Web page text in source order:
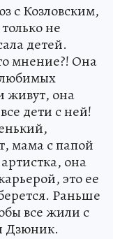
с Козловским,
не
детей.
мнение?! Она
любимых
живут, она
дети с ней!
мама с папой
она
это ее
Раньше
все жили с
Дзюник.